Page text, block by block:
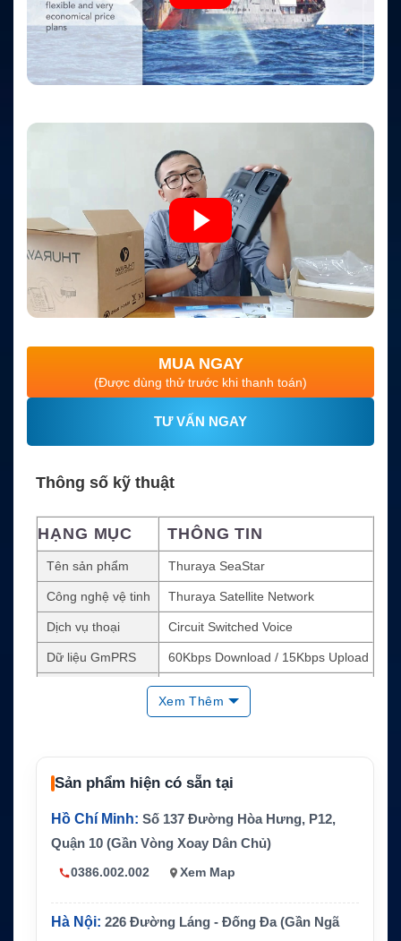
MUA NGAY
(Được dùng thử trước khi thanh toán)
TƯ VẤN NGAY
Thông số kỹ thuật
HẠNG MỤC THÔNG TIN
Tên sản phẩm Thuraya SeaStar
Công nghệ vệ tinh Thuraya Satellite Network
Dịch vụ thoại Circuit Switched Voice
Dữ liệu GmPRS 60Kbps Download / 15Kbps Upload
Tối đa 160 ký tự
Có hỗ trợ
Anten Omni-directional Active Antenna
GPS
Phạm vi phủ sóng Europe, Middle East, Africa, Asia
Xem Thêm
Sản phẩm hiện có sẵn tại
Hồ Chí Minh: Số 137 Đường Hòa Hưng, P12,
Quận 10 (Gần Vòng Xoay Dân Chủ)
0386.002.002 Xem Map
Hà Nội: 226 Đường Láng - Đống Đa (Gần Ngã